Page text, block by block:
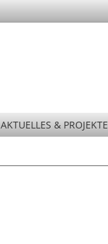
AKTUELLES & PROJEKTE